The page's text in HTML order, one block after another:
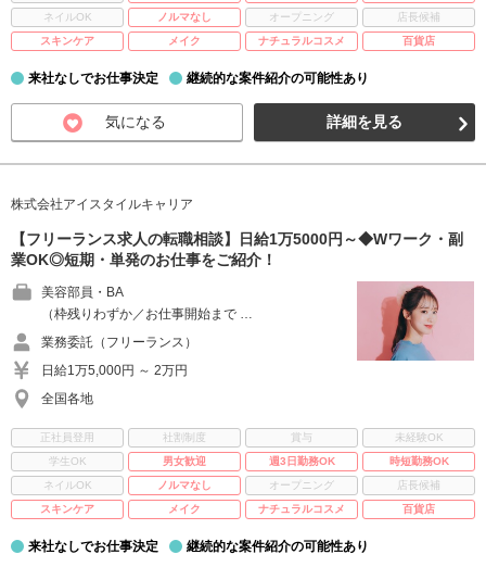
ネイルOK
ノルマなし オープニング
店長候補
スキンケア
メイク ナチュラルコスメ 百貨店
来社なしでお仕事決定 継続的な案件紹介の可能性あり
気になる 詳細を見る
株式会社アイスタイルキャリア
【フリーランス求人の転職相談】日給1万5000円～◆Wワーク・副
業OK◎短期・単発のお仕事をご紹介！
美容部員・BA
（枠残りわずか／お仕事開始まで …
業務委託（フリーランス）
日給1万5,000円 ～ 2万円
全国各地
正社員登用 社割制度 賞与
未経験OK
学生OK
男女歓迎 週3日勤務OK
時短勤務OK
ネイルOK
ノルマなし オープニング
店長候補
スキンケア
メイク ナチュラルコスメ 百貨店
来社なしでお仕事決定 継続的な案件紹介の可能性あり